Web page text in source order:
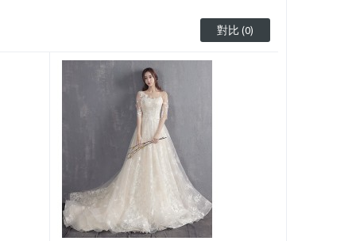
對比 (0)